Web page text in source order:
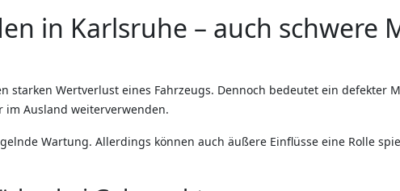
in Karlsruhe – auch schwere
Wertverlust eines Fahrzeugs. Dennoch bedeutet ein defekter
im Ausland weiterverwenden.
Wartung. Allerdings können auch äußere Einflüsse eine Rolle